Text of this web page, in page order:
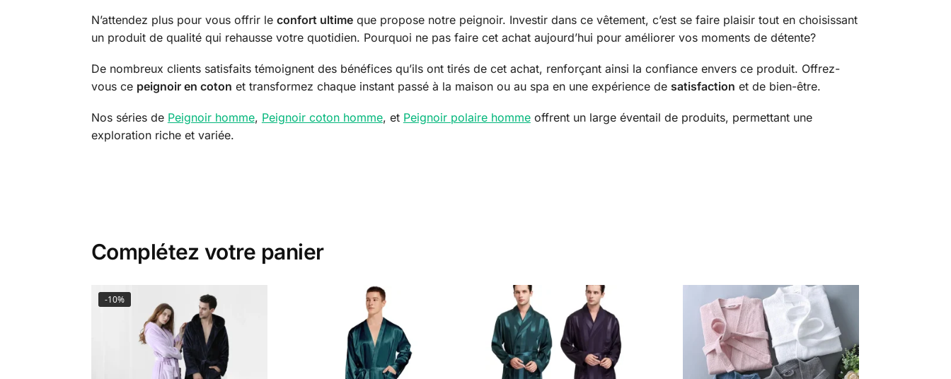
N’attendez plus pour vous offrir le confort ultimeque propose notre peignoir. Investir dans ce vêtement, c’est se faire plaisir tout en choisissant
un produit de qualité qui rehausse votre quotidien. Pourquoi ne pas faire cet achat aujourd’hui pour améliorer vos moments de détente?
De nombreux clients satisfaits témoignent des bénéfices qu’ils ont tirés de cet achat, renforçant ainsi la confiance envers ce produit. Offrez-
vous ce peignoir en coton et transformez chaque instant passé à la maison ou au spa en une expérience de satisfaction et de bien-être.
Nos séries de Peignoir homme, Peignoir coton homme, et Peignoir polaire hommeoffrent un large éventail de produits, permettant une
exploration riche et variée.
Complétez votre panier
-10%